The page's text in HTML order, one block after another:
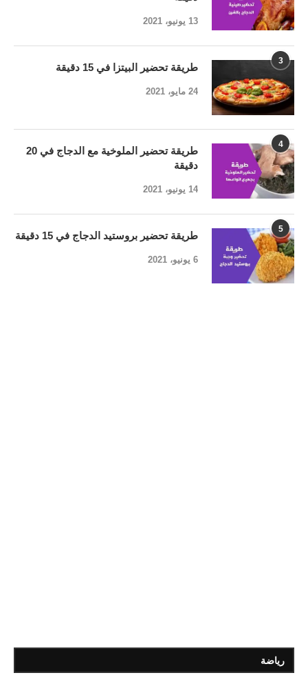
13 يونيو، 2021
3
طريقة تحضير البيتزا في 15 دقيقة
24 مايو، 2021
4
طريقة تحضير الملوخية مع الدجاج في 20
دقيقة
14 يونيو، 2021
5
طريقة تحضير بروستيد الدجاج في 15 دقيقة
6 يونيو، 2021
رياضة